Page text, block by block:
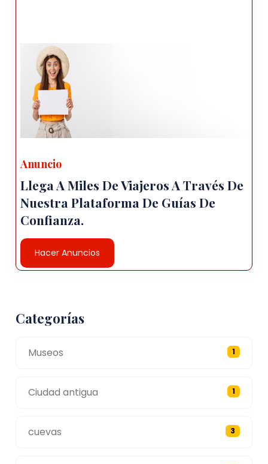
Anuncio
Llega A Miles De Viajeros A Través De
Nuestra Plataforma De Guías De
Confianza.
Hacer Anuncios
Categorías
Museos 1
Ciudad antigua 1
cuevas 3